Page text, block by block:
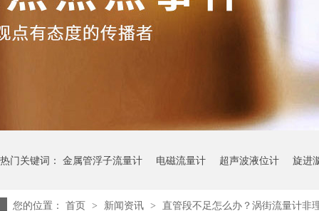
热门关键词： 金属管浮子流量计 电磁流量计 超声波液位计 旋进
您的位置： 首页 > 新闻资讯 > 直管段不足怎么办？涡街流量计非